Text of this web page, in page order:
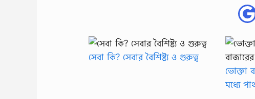
সেবা কি? সেবার বৈশিষ্ট্য ও গুরুত্ব
ভোক্তা
মধ্যে